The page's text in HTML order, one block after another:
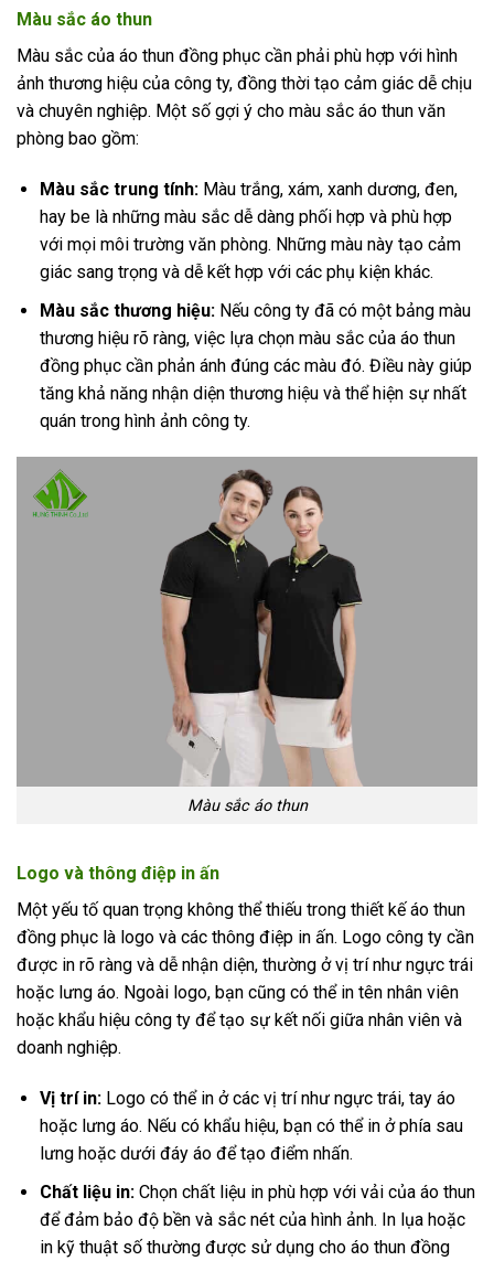
Màu sắc áo thun
Màu sắc của áo thun đồng phục cần phải phù hợp với hình
ảnh thương hiệu của công ty, đồng thời tạo cảm giác dễ chịu
và chuyên nghiệp. Một số gợi ý cho màu sắc áo thun văn
phòng bao gồm:
Màu sắc trung tính:Màu trắng, xám, xanh dương, đen,
hay be là những màu sắc dễ dàng phối hợp và phù hợp
với mọi môi trường văn phòng. Những màu này tạo cảm
giác sang trọng và dễ kết hợp với các phụ kiện khác.
Màu sắc thương hiệu:Nếu công ty đã có một bảng màu
thương hiệu rõ ràng, việc lựa chọn màu sắc của áo thun
đồng phục cần phản ánh đúng các màu đó. Điều này giúp
tăng khả năng nhận diện thương hiệu và thể hiện sự nhất
quán trong hình ảnh công ty.
Màu sắc áo thun
Logo và thông điệp in ấn
Một yếu tố quan trọng không thể thiếu trong thiết kế áo thun
đồng phục là logo và các thông điệp in ấn. Logo công ty cần
được in rõ ràng và dễ nhận diện, thường ở vị trí như ngực trái
hoặc lưng áo. Ngoài logo, bạn cũng có thể in tên nhân viên
hoặc khẩu hiệu công ty để tạo sự kết nối giữa nhân viên và
doanh nghiệp.
Vị trí in:Logo có thể in ở các vị trí như ngực trái, tay áo
hoặc lưng áo. Nếu có khẩu hiệu, bạn có thể in ở phía sau
lưng hoặc dưới đáy áo để tạo điểm nhấn.
Chất liệu in:Chọn chất liệu in phù hợp với vải của áo thun
để đảm bảo độ bền và sắc nét của hình ảnh. In lụa hoặc
in kỹ thuật số thường được sử dụng cho áo thun đồng